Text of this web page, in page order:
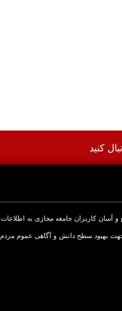
کنید
آسان کاربران جامعه مجازی به اطلاعات
بهبود سطح دانش و آگاهی عموم مردم